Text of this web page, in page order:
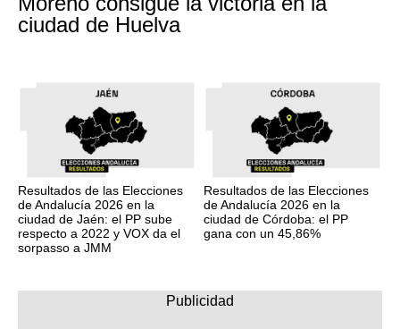
ciudad de Huelva
Resultados de las Elecciones
de Andalucía 2026 en la
ciudad de Jaén: el PP sube
respecto a 2022 y VOX da el
sorpasso a JMM
Resultados de las Elecciones
de Andalucía 2026 en la
ciudad de Córdoba: el PP
gana con un 45,86%